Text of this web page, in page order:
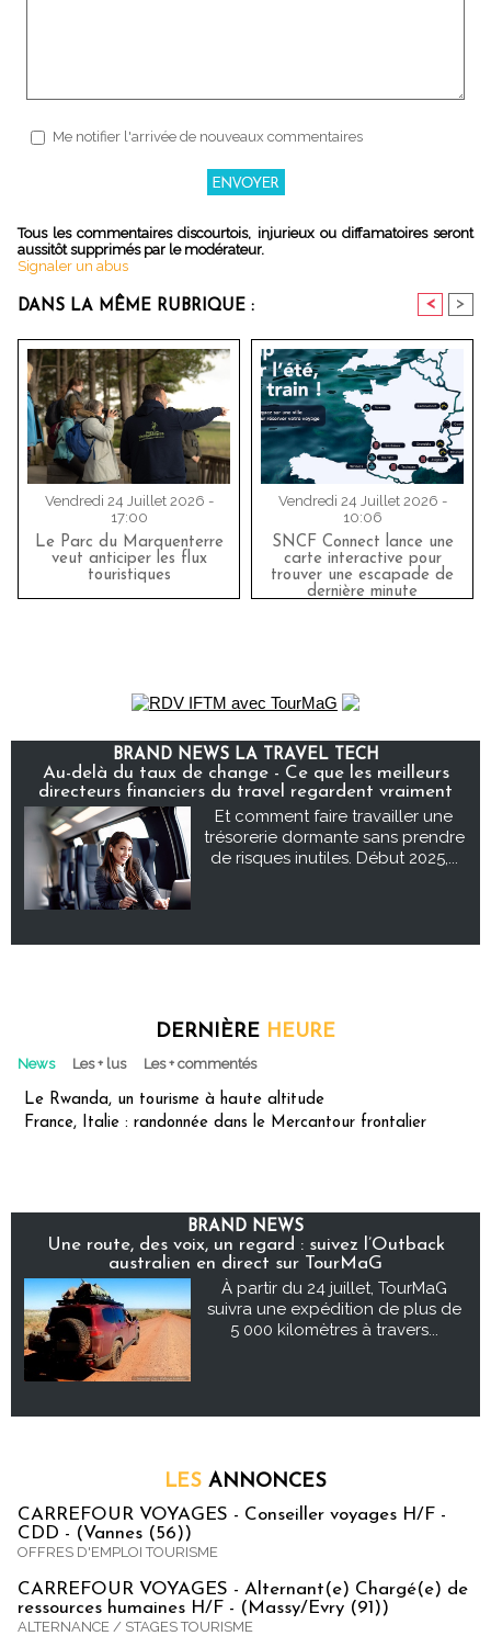
Me notifier l'arrivée de nouveaux commentaires
Tous les commentaires discourtois, injurieux ou diffamatoires seront
aussitôt supprimés par le modérateur.
Signaler un abus
DANS LA MÊME RUBRIQUE : < >
Vendredi 24 Juillet 2026 -
17:00
Le Parc du Marquenterre
veut anticiper les flux
touristiques
Vendredi 24 Juillet 2026 -
10:06
SNCF Connect lance une
carte interactive pour
trouver une escapade de
dernière minute
BRAND NEWS LA TRAVEL TECH
Au-delà du taux de change - Ce que les meilleurs
directeurs financiers du travel regardent vraiment
Et comment faire travailler une
trésorerie dormante sans prendre
de risques inutiles. Début 2025,...
DERNIÈRE HEURE
News Les + lus Les + commentés
Le Rwanda, un tourisme à haute altitude
France, Italie : randonnée dans le Mercantour frontalier
BRAND NEWS
Une route, des voix, un regard : suivez l’Outback
australien en direct sur TourMaG
À partir du 24 juillet, TourMaG
suivra une expédition de plus de
5 000 kilomètres à travers...
LES ANNONCES
CARREFOUR VOYAGES - Conseiller voyages H/F -
CDD - (Vannes (56))
OFFRES D'EMPLOI TOURISME
CARREFOUR VOYAGES - Alternant(e) Chargé(e) de
ressources humaines H/F - (Massy/Evry (91))
ALTERNANCE / STAGES TOURISME